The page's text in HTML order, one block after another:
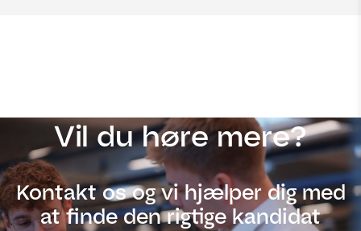
Vil du høre mere?
Kontakt os og vi hjælper dig med
at finde den rigtige kandidat